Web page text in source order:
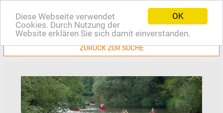
OK
Diese Webseite verwendet
Cookies. Durch Nutzung der
Website erklären Sie sich damit einverstanden.
ZURÜCK ZUR SUCHE